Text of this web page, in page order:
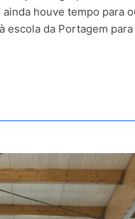
houve tempo para
escola da Portagem